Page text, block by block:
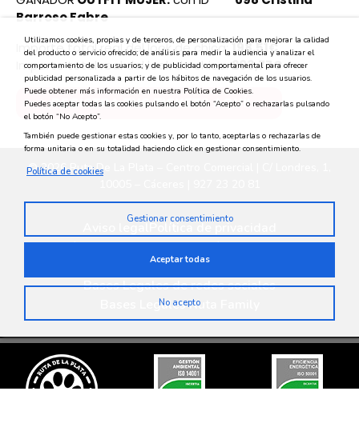
Barroso Fabre
Importe total real del look de chica:198,51€
Importe total real del look de chico:203,77€
¡REGÍSTRA TUS TICKETS AQUÍ!
© 2026 Ruta De La Plata – Centro Comercial | C/ Londres, 1,
Política medioambientalPolítica de cookies
Privacidad en redes sociales
Bases Legales de redes sociales
Bases Legales Ruta Family
Utilizamos cookies, propias y de terceros, de personalización para mejorar la calidad
del producto o servicio ofrecido; de análisis para medir la audiencia y analizar el
comportamiento de los usuarios; y de publicidad comportamental para ofrecer
publicidad personalizada a partir de los hábitos de navegación de los usuarios.
Puede obtener más información en nuestra Política de Cookies.
Puedes aceptar todas las cookies pulsando el botón “Acepto” o rechazarlas pulsando
el botón “No Acepto”.
También puede gestionar estas cookies y, por lo tanto, aceptarlas o rechazarlas de
forma unitaria o en su totalidad haciendo click en gestionar consentimiento.
Política de cookies
Gestionar consentimiento
Aceptar todas
No acepto